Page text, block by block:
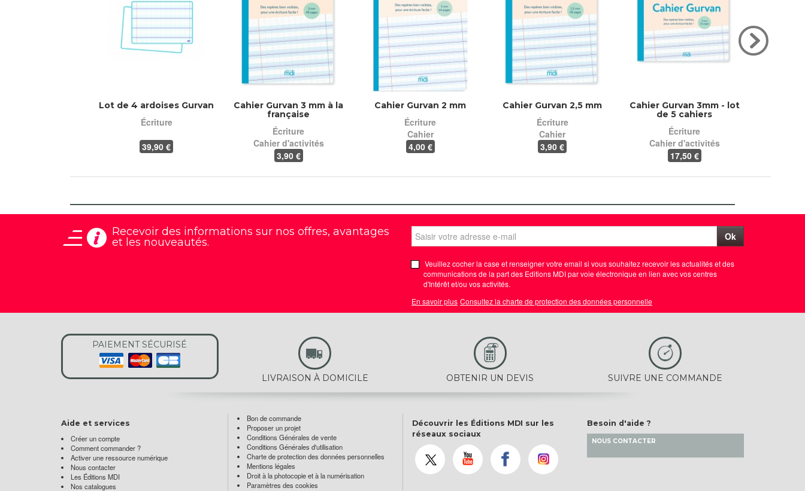
Lot de 4 ardoises Gurvan
Écriture
39,90 €
Cahier Gurvan 3 mm à la
française
Écriture
Cahier d'activités
3,90 €
Cahier Gurvan 2 mm
Écriture
Cahier
4,00 €
Cahier Gurvan 2,5 mm
Écriture
Cahier
3,90 €
Cahier Gurvan 3mm - lot
de 5 cahiers
Écriture
Cahier d'activités
17,50 €
Recevoir des informations sur nos offres, avantages
et les nouveautés.
Ok
Veuillez cocher la case et renseigner votre email si vous souhaitez recevoir les actualités et des
communications de la part des Editions MDI par voie électronique en lien avec vos centres
d'Intérêt et/ou vos activités.
En savoir plus Consultez la charte de protection des données personnelle
PAIEMENT SÉCURISÉ
LIVRAISON À DOMICILE OBTENIR UN DEVIS SUIVRE UNE COMMANDE
Aide et services
Créer un compte
Comment commander ?
Activer une ressource numérique
Nous contacter
Les Éditions MDI
Nos catalogues
Bon de commande
Proposer un projet
Conditions Générales de vente
Conditions Générales d'utilisation
Charte de protection des données personnelles
Mentions légales
Droit à la photocopie et à la numérisation
Paramètres des cookies
Découvrir les Éditions MDI sur les
réseaux sociaux
Besoin d'aide ?
NOUS CONTACTER